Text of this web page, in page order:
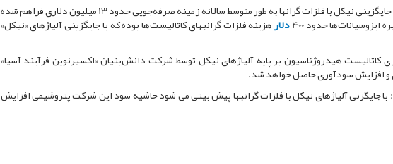
کارون با اعلام اینکه با جایگزینی نیکل با فلزات گرانها به طور متوسط سالانه زمینه صرفه‌جویی حدود 13 میلیون دلاری فراهم شده
حدود 400 دلارهزینه فلزات گرانبهای کاتالیست‌ها بوده که با جایگزینی آلیاژهای «نیکل»
کاتالیست هیدروژناسیون بر پایه آلیاژهای نیکل توسط شرکت دانش‌بنیان «اکسیرنوین فرآیند آسیا»
افزایش سودآوری حاصل خواهد شد.
با جایگزنی آلیاژهای نیکل با فلزات گرانبها پیش بینی می شود حاشیه سود این شرکت پتروشیمی افزایش